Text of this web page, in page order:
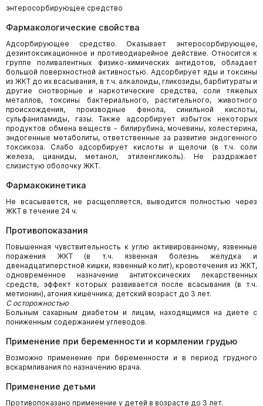
энтеросорбирующее средство
Фармакологические свойства
Адсорбирующее средство. Оказывает энтеросорбирующее,
дезинтоксикационное и противодиарейное действие. Относится к
группе поливалентных физико-химических антидотов, обладает
большой поверхностной активностью. Адсорбирует яды и токсины
из ЖКТ до их всасывания, в т.ч. алкалоиды, гликозиды, барбитураты и
другие снотворные и наркотические средства, соли тяжелых
металлов, токсины бактериального, растительного, животного
происхождения, производные фенола, синильной кислоты,
сульфаниламиды, газы. Также адсорбирует избыток некоторых
продуктов обмена веществ - билирубина, мочевины, холестерина,
эндогенные метаболиты, ответственные за развитие эндогенного
токсикоза. Слабо адсорбирует кислоты и щелочи (в т.ч. соли
железа, цианиды, метанол, этиленгликоль). Не раздражает
слизистую оболочку ЖКТ.
Фармакокинетика
Не всасывается, не расщепляется, выводится полностью через
ЖКТ в течение 24 ч.
Противопоказания
Повышенная чувствительность к углю активированному, язвенные
поражения ЖКТ (в т.ч. язвенная болезнь желудка и
двенадцатиперстной кишки, язвенный колит), кровотечения из ЖКТ,
одновременное назначение антитоксических лекарственных
средств, эффект которых развивается после всасывания (в т.ч.
метионин), атония кишечника; детский возраст до 3 лет.
С осторожностью
Больным сахарным диабетом и лицам, находящимся на диете с
пониженным содержанием углеводов.
Применение при беременности и кормлении грудью
Возможно применение при беременности и в период грудного
вскармливания по назначению врача.
Применение детьми
Противопоказано применение у детей в возрасте до 3 лет.